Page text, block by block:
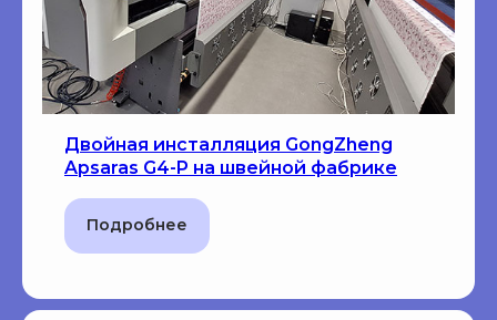
Двойная инсталляция GongZheng
Apsaras G4-P на швейной фабрике
Подробнее